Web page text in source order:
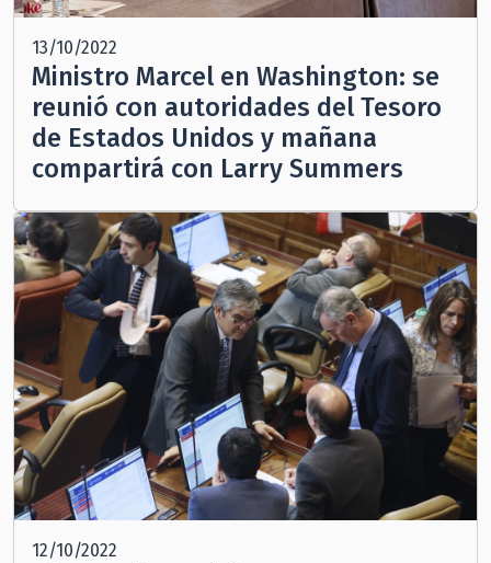
13/10/2022
Ministro Marcel en Washington: se
reunió con autoridades del Tesoro
de Estados Unidos y mañana
compartirá con Larry Summers
12/10/2022